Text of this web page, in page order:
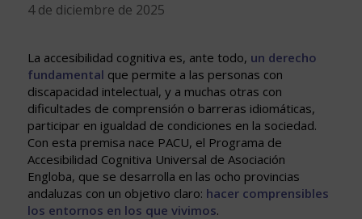
4 de diciembre de 2025
La accesibilidad cognitiva es, ante todo, un derecho
fundamental que permite a las personas con
discapacidad intelectual, y a muchas otras con
dificultades de comprensión o barreras idiomáticas,
participar en igualdad de condiciones en la sociedad.
Con esta premisa nace PACU, el Programa de
Accesibilidad Cognitiva Universal de Asociación
Engloba, que se desarrolla en las ocho provincias
andaluzas con un objetivo claro: hacer comprensibles
los entornos en los que vivimos.